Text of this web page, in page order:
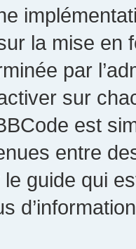
la mise en
par
sur
est
entre
guide qui